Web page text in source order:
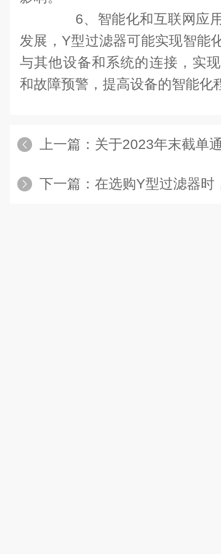
6、智能化和互联网应用
发展，Y型过滤器可能实现智能
与其他设备和系统的连接，实
和故障预警，提高设备的智能化
上一篇： 关于2023年末截单
下一篇： 在选购Y型过滤器时，可